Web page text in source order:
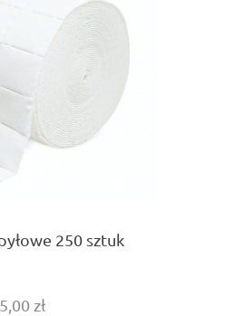
250 sztuk
5,00 zł